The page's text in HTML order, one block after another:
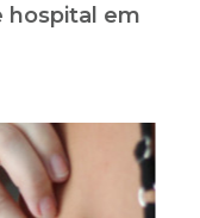
hospital em